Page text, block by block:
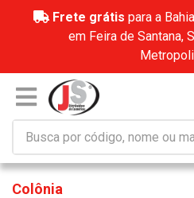
Frete grátis para a
em Feira de Santana,
Colônia